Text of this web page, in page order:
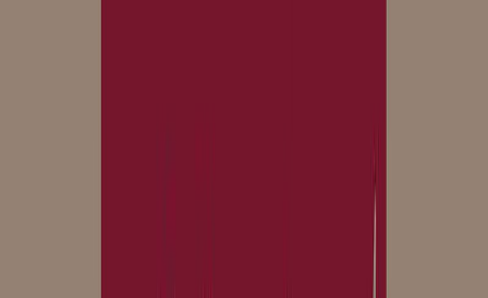
υποκρισία και τον σκοταδισμό που χαρακτήριζαν την κοινωνία